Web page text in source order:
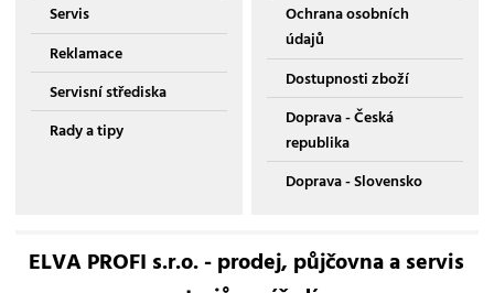
Servis
Reklamace
Servisní střediska
Rady a tipy
Ochrana osobních
údajů
Dostupnosti zboží
Doprava - Česká
republika
Doprava - Slovensko
ELVA PROFI s.r.o. - prodej, půjčovna a servis